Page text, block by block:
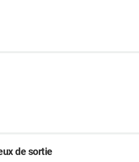
de sortie